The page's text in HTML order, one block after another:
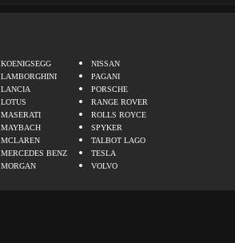
KOENIGSEGG
LAMBORGHINI
LANCIA
LOTUS
MASERATI
MAYBACH
MCLAREN
MERCEDES BENZ
MORGAN
NISSAN
PAGANI
PORSCHE
RANGE ROVER
ROLLS ROYCE
SPYKER
TALBOT LAGO
TESLA
VOLVO